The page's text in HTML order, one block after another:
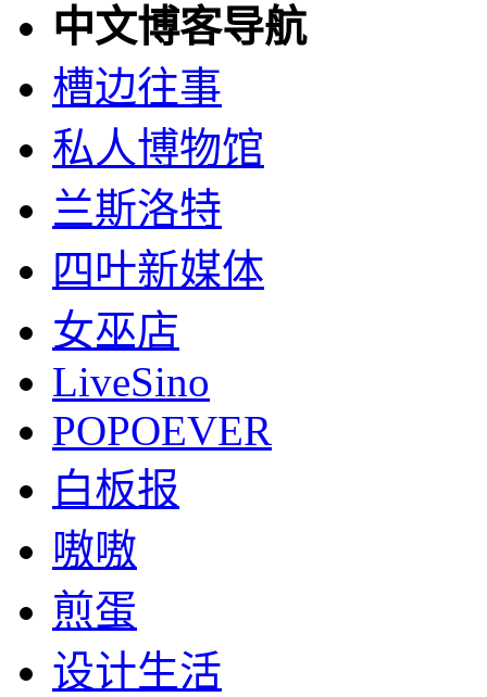
中文博客导航
槽边往事
私人博物馆
兰斯洛特
四叶新媒体
女巫店
LiveSino
POPOEVER
白板报
嗷嗷
煎蛋
设计生活